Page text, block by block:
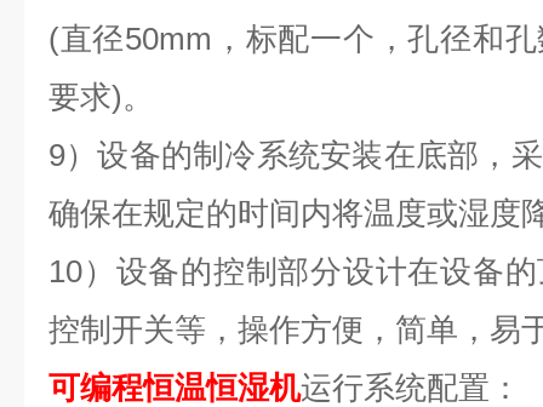
(直径50mm，标配一个，孔径和
要求)。
9）设备的制冷系统安装在底部，
确保在规定的时间内将温度或湿度
10）设备的控制部分设计在设备
控制开关等，操作方便，简单，易
可编程恒温恒湿机运行系统配置：